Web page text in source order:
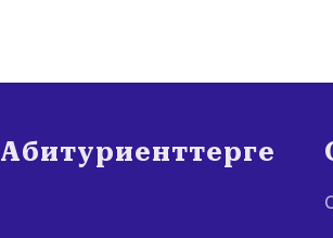
Абитуриенттерге